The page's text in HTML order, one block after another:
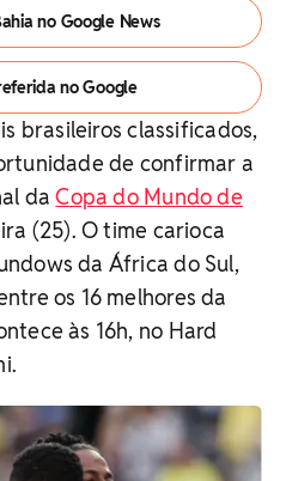
no Google News
no Google
brasileiros classificados,
de confirmar a
daCopa do Mundo de
(25). O time carioca
da África do Sul,
os 16 melhores da
às 16h, no Hard